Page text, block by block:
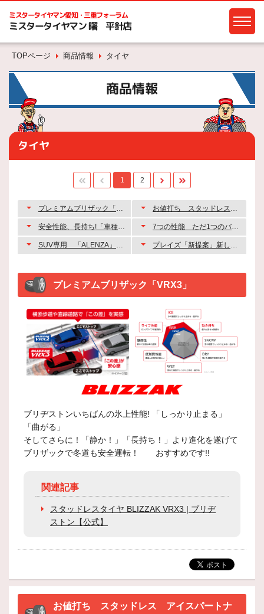
ミスタータイヤマン愛知・三重フォーラム
ミスタータイヤマン 曙 平針店
TOPページ 商品情報 タイヤ
商品情報
タイヤ
1 2
プレミアムブリザック「VRX3」 お値打ち スタッドレス アイスパートナー
安全性能、長持ち!「車種別専用」低燃費タイヤ 「エコピアシリーズ」 7つの性能 ただ1つのバランス グレートバランス REGNO（レグノ）
SUV専用 「ALENZA」・「DUELER」(ﾃﾞｭｰﾗｰ)ｼﾘｰｽﾞ プレイズ「新提案」新しい安全価値へ。ﾐﾆﾊﾞﾝ専用「PX-RVⅡ」
プレミアムブリザック「VRX3」
ブリヂストンいちばんの氷上性能! 「しっかり止まる」
「曲がる」
そしてさらに！「静か！」「長持ち！」より進化を遂げて
ブリザックで冬道も安全運転！ おすすめです!!
関連記事
スタッドレスタイヤ BLIZZAK VRX3 | ブリヂ
ストン【公式】
お値打ち スタッドレス アイスパートナ